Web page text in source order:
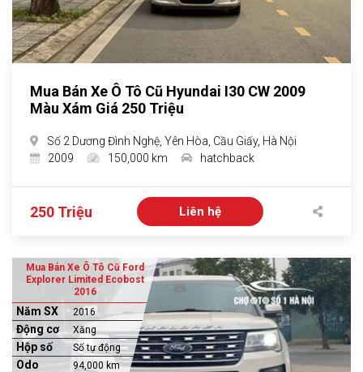
Mua Bán Xe Ô Tô Cũ Hyundai I30 CW 2009
Màu Xám Giá 250 Triệu
Số 2 Dương Đình Nghệ, Yên Hòa, Cầu Giấy, Hà Nội
2009
150,000 km hatchback
250 Triệu Liên hệ
Mua Bán Xe Ô Tô Cũ Ford
Explorer Limited Ecobost
2016
Năm SX 2016
Động cơ Xăng
Hộp số Số tự động
Odo 94,000 km